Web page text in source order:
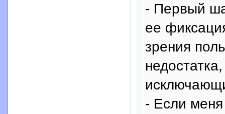
- Первый
ее
зрения
- Если меня